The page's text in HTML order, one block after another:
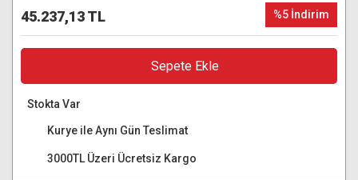
45.237,13 TL
%5 İndirim
Sepete Ekle
Stokta Var
Kurye ile Aynı Gün Teslimat
3000TL Üzeri Ücretsiz Kargo